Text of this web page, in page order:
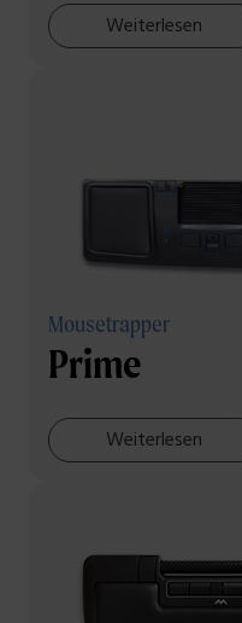
Weiterlesen
Mousetrapper
Prime
Weiterlesen